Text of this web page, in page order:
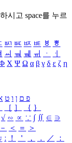
시고 space를 누르
ㅴ ㅵ ㅶ ㅷ ㅸ
ㅹ
ㆉ ㆊ ㆋ ㆌ ㆍ
ㆎ
Χ Ψ Ω α β γ δ ε ζ η
פ ם ן ו ט
［ ］ ｛ ｝
√ ∽ ∝ ∵ ∫ ∬ ∈ ∋
－ ＜ ＝
＞
ː ！ ＇ ， ． ／
：